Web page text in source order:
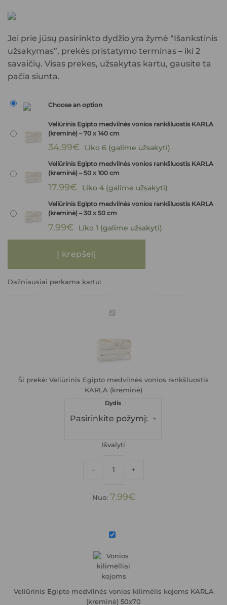
Jei prie jūsų pasirinkto dydžio yra žymė “Išankstinis
užsakymas”, prekės pristatymo terminas – iki 2
savaičių. Visas prekes, užsakytas kartu, gausite ta
pačia siunta.
Choose an option
Veliūrinis Egipto medvilnės vonios rankšluostis KARLA
(kreminė) – 70 x 140 cm
34.99€ Liko 6 (galime užsakyti)
Veliūrinis Egipto medvilnės vonios rankšluostis KARLA
(kreminė) – 50 x 100 cm
17.99€ Liko 4 (galime užsakyti)
Veliūrinis Egipto medvilnės vonios rankšluostis KARLA
(kreminė) – 30 x 50 cm
7.99€ Liko 1 (galime užsakyti)
Į krepšelį
Dažniausiai perkama kartu:
vonios
rankšluostis
Ši prekė: Veliūrinis Egipto medvilnės vonios rankšluostis
KARLA (kreminė)
Dydis
Išvalyti
- +
Nuo: 7.99€
Veliūrinis
medvilnės
kilimėlis
kojoms
KARLA
(kreminė)
Veliūrinis Egipto medvilnės vonios kilimėlis kojoms KARLA
(kreminė) 50x70